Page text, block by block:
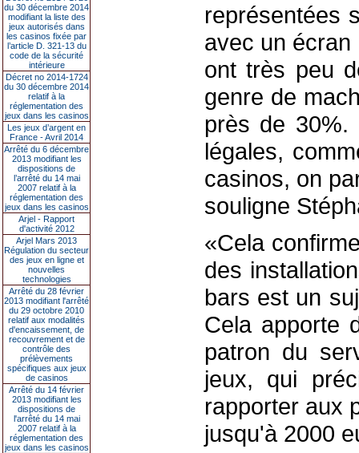
du 30 décembre 2014
modifiant la liste des
jeux autorisés dans
les casinos fixée par
l’article D. 321-13 du
code de la sécurité
intérieure
Décret no 2014-1724
du 30 décembre 2014
relatif à la
réglementation des
jeux dans les casinos
Les jeux d’argent en
France - Avril 2014
Arrêté du 6 décembre
2013 modifiant les
dispositions de
l’arrêté du 14 mai
2007 relatif à la
réglementation des
jeux dans les casinos
Arjel - Rapport
d'activité 2012
Arjel Mars 2013
Régulation du secteur
des jeux en ligne et
nouvelles
technologies
Arrêté du 28 février
2013 modifiant l'arrêté
du 29 octobre 2010
relatif aux modalités
d'encaissement, de
recouvrement et de
contrôle des
prélèvements
spécifiques aux jeux
de casinos
Arrêté du 14 février
2013 modifiant les
dispositions de
l'arrêté du 14 mai
2007 relatif à la
réglementation des
jeux dans les casinos
représentées
avec un
ont très peu
genre de
près de
légales,
casinos, on
souligne
«Cela
des
bars est un
Cela apporte
patron du
jeux, qui
rapporter aux
jusqu'à 2000